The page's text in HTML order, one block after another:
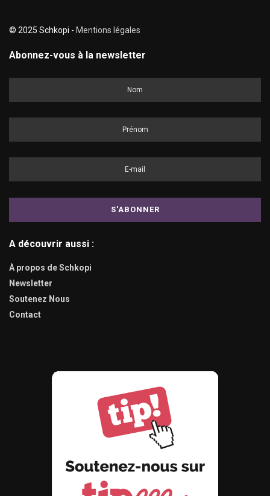
© 2025 Schkopi - Mentions légales
Abonnez-vous à la newsletter
A découvrir aussi :
À propos de Schkopi
Newsletter
Soutenez Nous
Contact